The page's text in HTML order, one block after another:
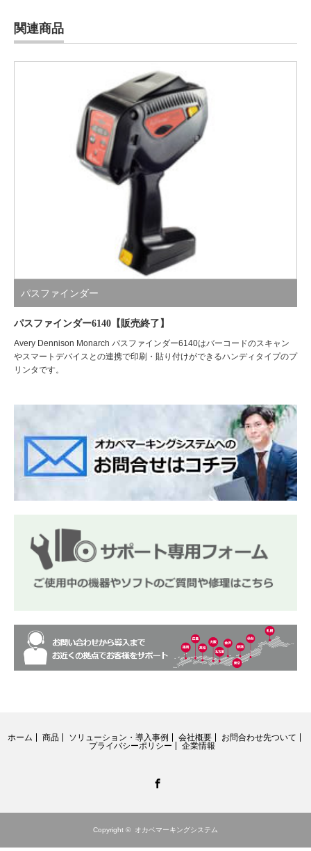
関連商品
パスファインダー
パスファインダー6140【販売終了】
Avery Dennison Monarch パスファインダー6140はバーコードのスキャン
やスマートデバイスとの連携で印刷・貼り付けができるハンディタイプのプ
リンタです。
ホーム 商品 ソリューション・導入事例 会社概要
お問合わせ先ついて
プライバシーポリシー
企業情報
Copyright © オカベマーキングシステム